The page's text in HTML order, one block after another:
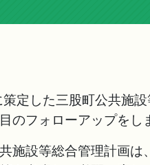
定した三股町公共施
のフォローアップをし
施設等総合管理計画は